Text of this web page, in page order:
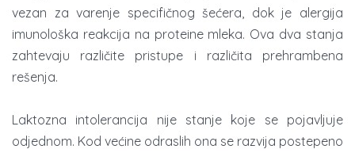
vezan za varenje specifičnog šećera, dok je alergija
imunološka reakcija na proteine mleka. Ova dva stanja
zahtevaju različite pristupe i različita prehrambena
rešenja.
Laktozna intolerancija nije stanje koje se pojavljuje
odjednom. Kod većine odraslih ona se razvija postepeno